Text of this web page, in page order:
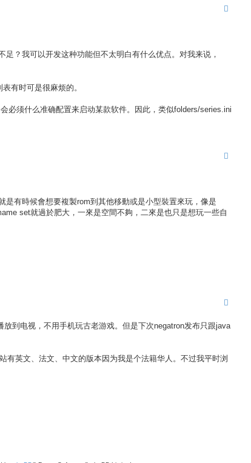
？我可以开发这种功能但不太明白有什么优点。对我来说，
有时可是很麻烦的。
必须什么准确配置来启动某款软件。因此，类似folders/series.ini
有時候會想要複製rom到其他移動或是小型裝置來玩，像是
set就過於肥大，一來是空間不夠，二來是也只是想玩一些自
到电视，不用手机玩古老游戏。但是下次negatron发布只跟java
有英文、法文、中文的版本因为我是个法籍华人。不过我平时浏